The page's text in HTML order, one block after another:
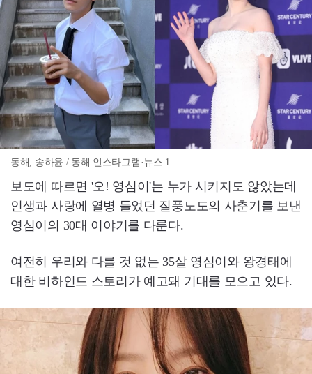
동해, 송하윤 / 동해 인스타그램·뉴스 1
보도에 따르면 '오! 영심이'는 누가 시키지도 않았는데
인생과 사랑에 열병 들었던 질풍노도의 사춘기를 보낸
영심이의 30대 이야기를 다룬다.
여전히 우리와 다를 것 없는 35살 영심이와 왕경태에
대한 비하인드 스토리가 예고돼 기대를 모으고 있다.